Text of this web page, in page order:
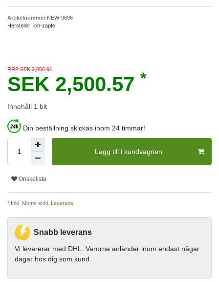
Artikelnummer NEW-9696
Hersteller: ich-zapfe
RRP SEK 2,856.91
SEK 2,500.57 *
Innehåll 1 bit
Din beställning skickas inom 24 timmar!
Lagg till i kundvagnen
Onskelista
* Inkl. Moms exkl. Leverans
Snabb leverans
Vi levererar med DHL. Varorna anländer inom endast någar
dagar hos dig som kund.